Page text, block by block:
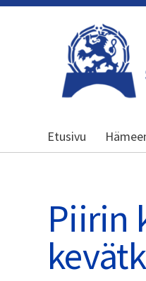
Kansallinen
Etusivu
Piirin